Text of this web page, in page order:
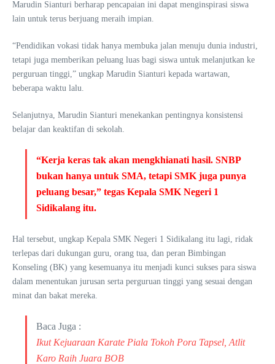
Marudin Sianturi berharap pencapaian ini dapat menginspirasi siswa
lain untuk terus berjuang meraih impian.
“Pendidikan vokasi tidak hanya membuka jalan menuju dunia industri,
tetapi juga memberikan peluang luas bagi siswa untuk melanjutkan ke
perguruan tinggi,” ungkap Marudin Sianturi kepada wartawan,
beberapa waktu lalu.
Selanjutnya, Marudin Sianturi menekankan pentingnya konsistensi
belajar dan keaktifan di sekolah.
“Kerja keras tak akan mengkhianati hasil. SNBP
bukan hanya untuk SMA, tetapi SMK juga punya
peluang besar,” tegas Kepala SMK Negeri 1
Sidikalang itu.
Hal tersebut, ungkap Kepala SMK Negeri 1 Sidikalang itu lagi, ridak
terlepas dari dukungan guru, orang tua, dan peran Bimbingan
Konseling (BK) yang kesemuanya itu menjadi kunci sukses para siswa
dalam menentukan jurusan serta perguruan tinggi yang sesuai dengan
minat dan bakat mereka.
Baca Juga :
Ikut Kejuaraan Karate Piala Tokoh Pora Tapsel, Atlit
Karo Raih Juara BOB